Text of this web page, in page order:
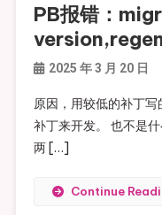
PB报错：
2025 年 3 月 20 日
原因，用较低的补丁
补丁来开发。 也不是
两 […]
Continue